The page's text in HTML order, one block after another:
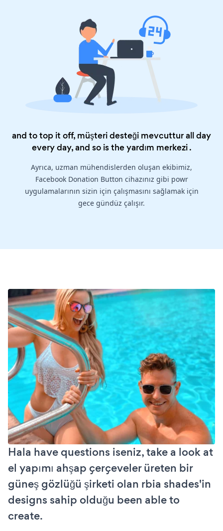
and to top it off, müşteri desteği mevcuttur all day
every day, and so is theyardım merkezi.
Ayrıca, uzman mühendislerden oluşan ekibimiz,
Facebook Donation Button cihazınız gibi powr
uygulamalarının sizin için çalışmasını sağlamak için
gece gündüz çalışır.
Hala have questions iseniz, take a look at
el yapımı ahşap çerçeveler üreten bir
güneş gözlüğü şirketi olan rbia shades'in
designs sahip olduğu been able to
create.